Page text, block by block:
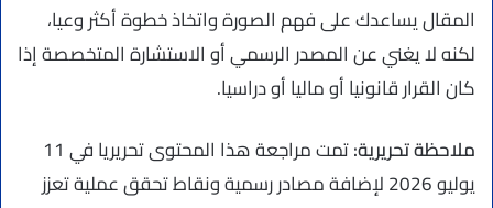
المقال يساعدك على فهم الصورة واتخاذ خطوة أكثر وعيا،
لكنه لا يغني عن المصدر الرسمي أو الاستشارة المتخصصة إذا
كان القرار قانونيا أو ماليا أو دراسيا.
ملاحظة تحريرية:
تمت مراجعة هذا المحتوى تحريريا في 11
يوليو 2026 لإضافة مصادر رسمية ونقاط تحقق عملية تعزز